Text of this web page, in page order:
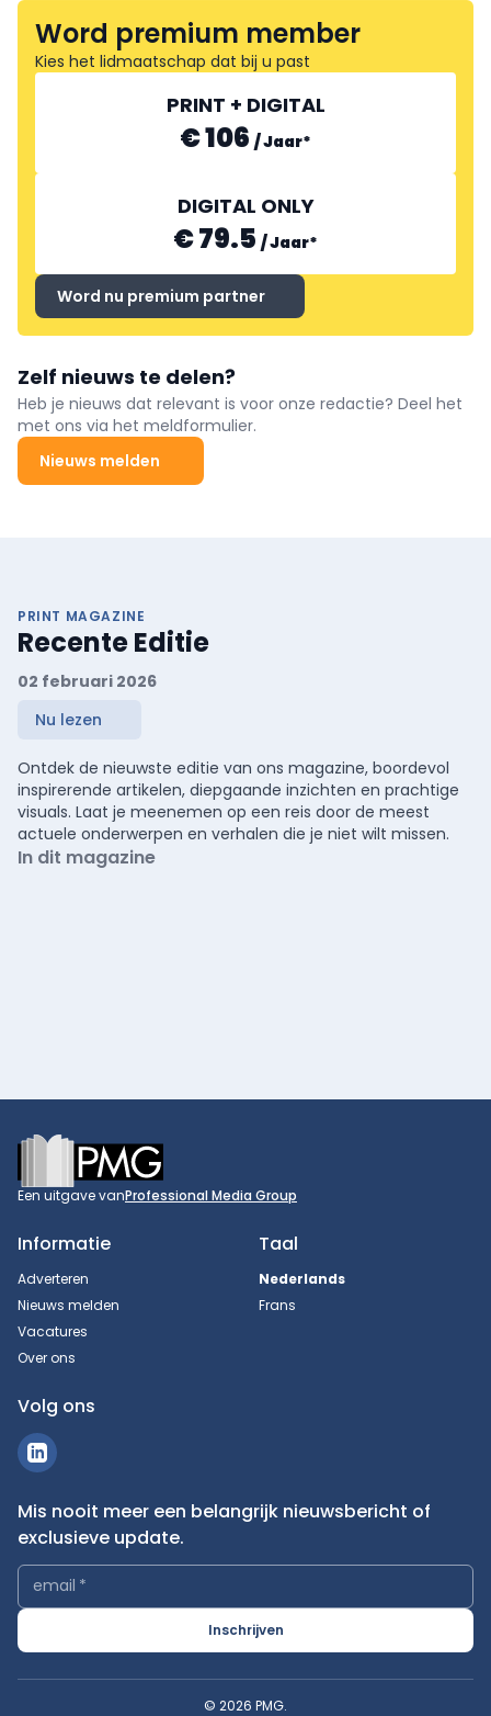
Word premium member
Kies het lidmaatschap dat bij u past
PRINT + DIGITAL
€ 106 /Jaar*
DIGITAL ONLY
€ 79.5 /Jaar*
Word nu premium partner
Zelf nieuws te delen?
Heb je nieuws dat relevant is voor onze redactie? Deel het
met ons via het meldformulier.
Nieuws melden
PRINT MAGAZINE
Recente Editie
02 februari 2026
Nu lezen
Ontdek de nieuwste editie van ons magazine, boordevol
inspirerende artikelen, diepgaande inzichten en prachtige
visuals. Laat je meenemen op een reis door de meest
actuele onderwerpen en verhalen die je niet wilt missen.
In dit magazine
Footer
Een uitgave vanProfessional Media Group
Informatie
Adverteren
Nieuws melden
Vacatures
Over ons
Taal
Nederlands
Frans
Volg ons
Mis nooit meer een belangrijk nieuwsbericht of
exclusieve update.
email *
Inschrijven
© 2026 PMG.